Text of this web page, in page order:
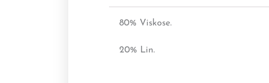
80% Viskose.
20% Lin.